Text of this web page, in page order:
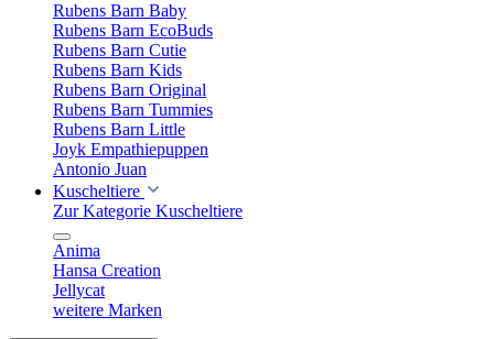
Rubens Barn Baby
Rubens Barn EcoBuds
Rubens Barn Cutie
Rubens Barn Kids
Rubens Barn Original
Rubens Barn Tummies
Rubens Barn Little
Joyk Empathiepuppen
Antonio Juan
Kuscheltiere
Zur Kategorie Kuscheltiere
Anima
Hansa Creation
Jellycat
weitere Marken